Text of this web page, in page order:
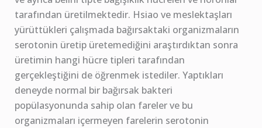
tarafından üretilmektedir. Hsiao ve meslektaşları
yürüttükleri çalışmada bağırsaktaki organizmaların
serotonin üretip üretemediğini araştırdıktan sonra
üretimin hangi hücre tipleri tarafından
gerçekleştiğini de öğrenmek istediler. Yaptıkları
deneyde normal bir bağırsak bakteri
popülasyonunda sahip olan fareler ve bu
organizmaları içermeyen farelerin serotonin